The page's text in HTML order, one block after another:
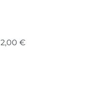
2,00 €